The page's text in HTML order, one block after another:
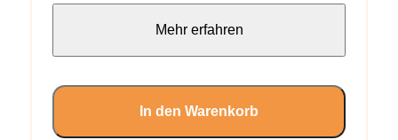
Mehr erfahren
In den Warenkorb